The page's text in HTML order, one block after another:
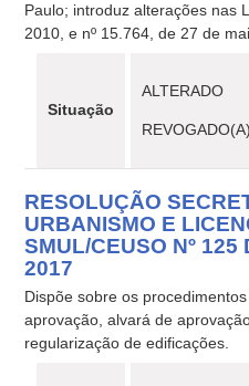
Paulo; introduz alterações nas
2010, e nº 15.764, de 27 de
Situação
ALTERADO
RESOLUÇÃO
URBANISMO E
SMUL/CEUSO Nº 125
2017
Dispõe sobre os
aprovação, alvará de
regularização de edificações.